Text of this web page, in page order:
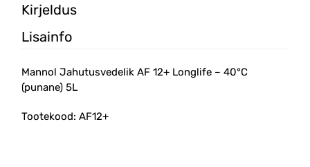
Kirjeldus
Lisainfo
Mannol Jahutusvedelik AF 12+ Longlife – 40°C
(punane) 5L
Tootekood: AF12+